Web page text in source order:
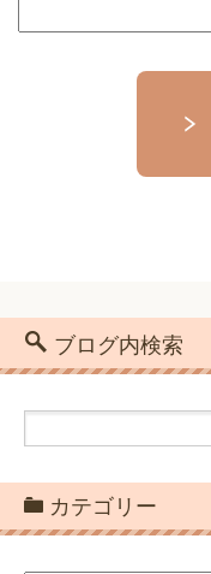
ブログ内検索
カテゴリー